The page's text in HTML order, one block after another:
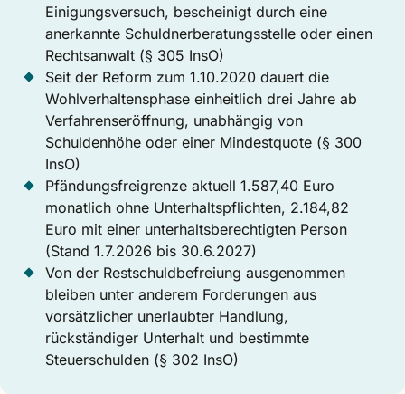
Einigungsversuch, bescheinigt durch eine
anerkannte Schuldnerberatungsstelle oder einen
Rechtsanwalt (§ 305 InsO)
Seit der Reform zum 1.10.2020 dauert die
Wohlverhaltensphase einheitlich drei Jahre ab
Verfahrenseröffnung, unabhängig von
Schuldenhöhe oder einer Mindestquote (§ 300
InsO)
Pfändungsfreigrenze aktuell 1.587,40 Euro
monatlich ohne Unterhaltspflichten, 2.184,82
Euro mit einer unterhaltsberechtigten Person
(Stand 1.7.2026 bis 30.6.2027)
Von der Restschuldbefreiung ausgenommen
bleiben unter anderem Forderungen aus
vorsätzlicher unerlaubter Handlung,
rückständiger Unterhalt und bestimmte
Steuerschulden (§ 302 InsO)